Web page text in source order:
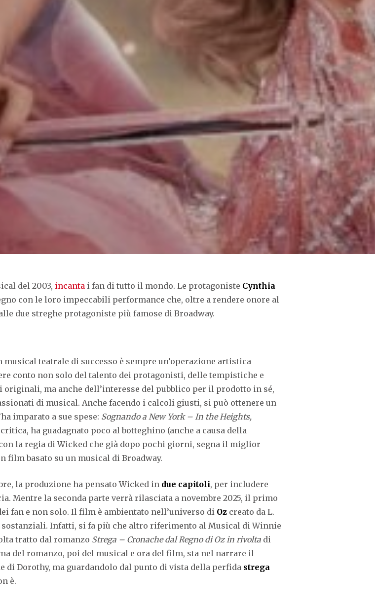
del 2003, incanta i fan di tutto il mondo. Le protagoniste Cynthia
con le loro impeccabili performance che, oltre a rendere onore al
due streghe protagoniste più famose di Broadway.
teatrale di successo è sempre un’operazione artistica
conto non solo del talento dei protagonisti, delle tempistiche e
ma anche dell’interesse del pubblico per il prodotto in sé,
di musical. Anche facendo i calcoli giusti, si può ottenere un
imparato a sue spese: Sognando a New York – In the Heights,
ha guadagnato poco al botteghino (anche a causa della
la regia di Wicked che già dopo pochi giorni, segna il miglior
film basato su un musical di Broadway.
la produzione ha pensato Wicked in due capitoli, per includere
Mentre la seconda parte verrà rilasciata a novembre 2025, il primo
fan e non solo. Il film è ambientato nell’universo di Oz creato da L.
sostanziali. Infatti, si fa più che altro riferimento al Musical di Winnie
tratto dal romanzo Strega – Cronache dal Regno di Oz in rivolta di
del romanzo, poi del musical e ora del film, sta nel narrare il
di Dorothy, ma guardandolo dal punto di vista della perfida strega
è.